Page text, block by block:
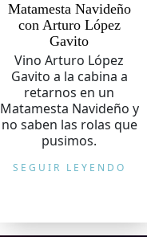
Matamesta Navideño
con Arturo López
Gavito
Vino Arturo López
Gavito a la cabina a
retarnos en un
Matamesta Navideño y
no saben las rolas que
pusimos.
SEGUIR LEYENDO